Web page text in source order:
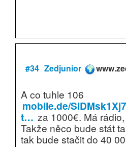
#34 Zedjunior
A co tuhle 106
mobile.de/
t… za 1000€. Má
Takže něco bude stát
tak bude stačit do 40